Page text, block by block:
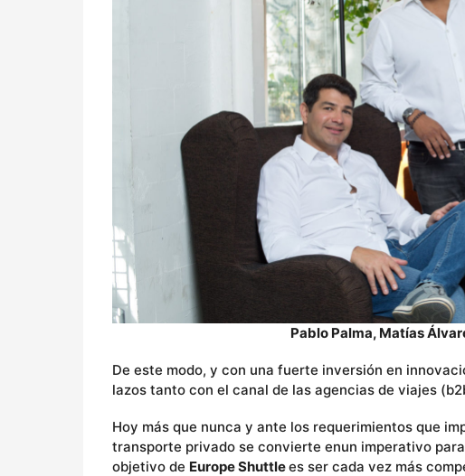
Pablo Palma, Matías
De este modo, y con una fuerte inversión en
lazos tanto con el canal de las agencias de viajes
Hoy más que nunca y ante los requerimientos que
transporte privado se convierte enun imperativo
objetivo de Europe Shuttlees ser cada vez más